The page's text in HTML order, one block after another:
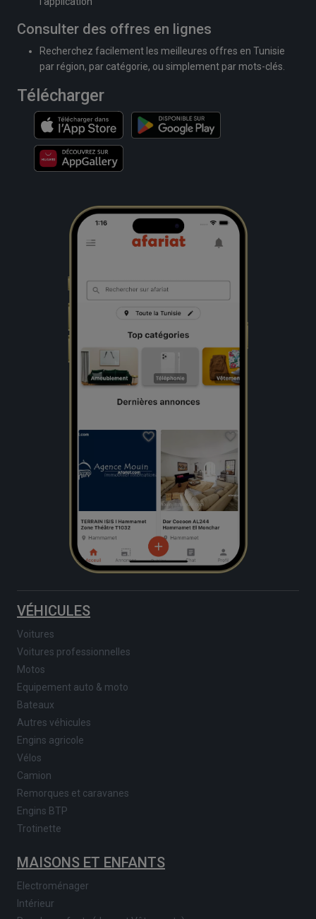
Consulter des offres en lignes
Recherchez facilement les meilleures offres en Tunisie
par région, par catégorie, ou simplement par mots-clés.
Télécharger
VÉHICULES
Voitures
Voitures professionnelles
Motos
Equipement auto & moto
Bateaux
Autres véhicules
Engins agricole
Vélos
Camion
Remorques et caravanes
Engins BTP
Trotinette
MAISONS ET ENFANTS
Electroménager
Intérieur